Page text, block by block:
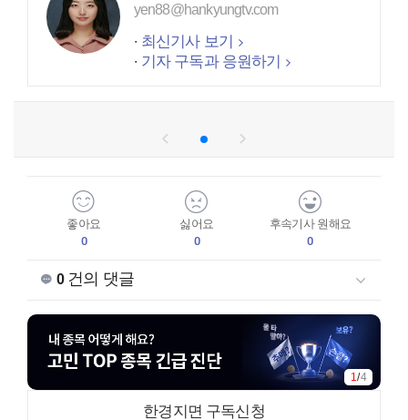
yen88@hankyungtv.com
최신기사 보기
기자 구독과 응원하기
좋아요
0
싫어요
0
후속기사 원해요
0
0건의 댓글
2/4
한경지면 구독신청